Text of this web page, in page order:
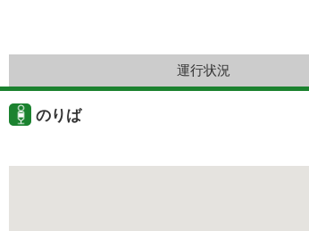
運行状況
のりば